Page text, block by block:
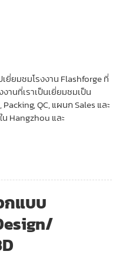
เยี่ยมชมโรงงาน Flashforge ที่
านที่เราเป็นเยี่ยมชมเป็น
QC, แผนก Sales และ
Hangzhou และ
กแบบ